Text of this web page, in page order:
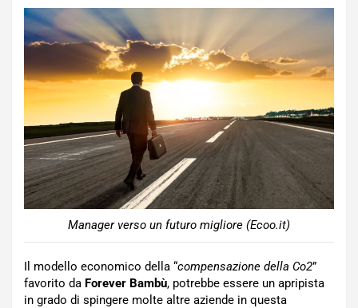
Manager verso un futuro migliore (Ecoo.it)
Il modello economico della “compensazione della Co2”
favorito da Forever Bambù, potrebbe essere un apripista
in grado di spingere molte altre aziende in questa